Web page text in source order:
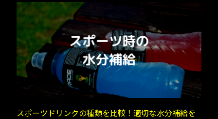
スポーツドリンクの種類を比較！適切な水分補給を